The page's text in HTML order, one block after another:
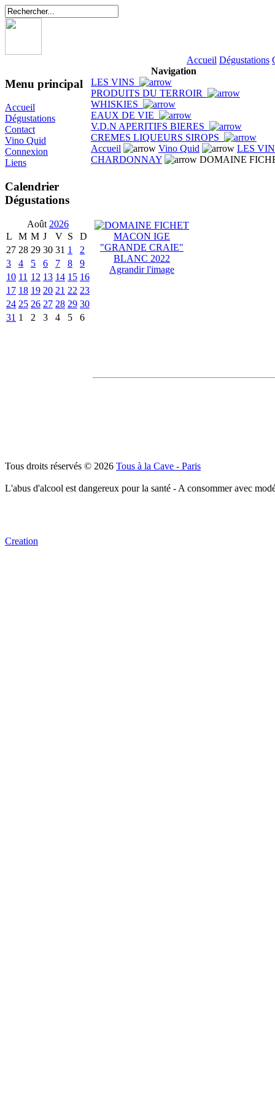
Accueil Dégustations
Menu principal
Accueil
Dégustations
Contact
Vino Quid
Connexion
Liens
Calendrier
Dégustations
Août 2026
L
M M J V S
D
27 28 29 30 31 1
2
3
4 5 6 7 8
9
10 11 12 13 14 15 16
17 18 19 20 21 22 23
24 25 26 27 28 29 30
31 1 2 3 4 5 6
Navigation
LES VINS
PRODUITS DU TERROIR
WHISKIES
EAUX DE VIE
V.D.N APERITIFS BIERES
CREMES LIQUEURS SIROPS
Accueil
Vino Quid
LES
CHARDONNAY
DOMAINE
Agrandir l'image
Tous droits réservés © 2026 Tous à la Cave - Paris
L'abus d'alcool est dangereux pour la santé - A consommer avec
Creation